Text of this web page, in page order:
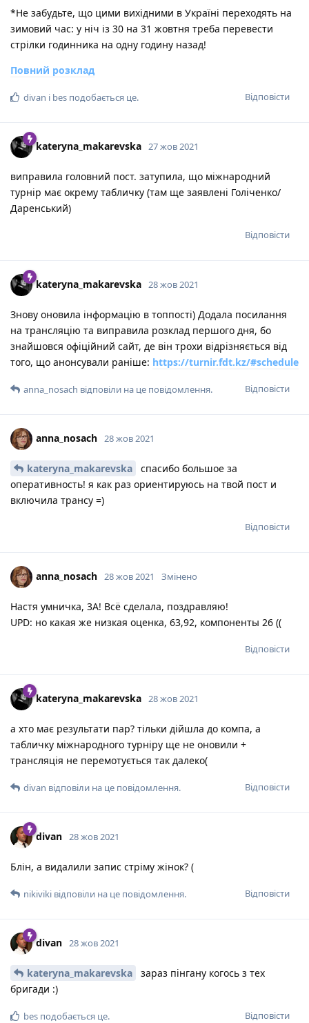
*Не забудьте, що цими вихідними в Україні переходять на
зимовий час: у ніч із 30 на 31 жовтня треба перевести
стрілки годинника на одну годину назад!
Повний розклад
Відповісти
divan і bes подобається це.
kateryna_makarevska 27 жов 2021
виправила головний пост. затупила, що міжнародний
турнір має окрему табличку (там ще заявлені Голіченко/
Даренський)
Відповісти
kateryna_makarevska 28 жов 2021
Знову оновила інформацію в топпості) Додала посилання
на трансляцію та виправила розклад першого дня, бо
знайшовся офіційний сайт, де він трохи відрізняється від
того, що анонсували раніше: https://turnir.fdt.kz/#schedule
Відповісти
anna_nosach відповіли на це повідомлення.
anna_nosach 28 жов 2021
kateryna_makarevska
спасибо большое за
оперативность! я как раз ориентируюсь на твой пост и
включила трансу =)
Відповісти
anna_nosach 28 жов 2021 Змінено
Настя умничка, 3А! Всё сделала, поздравляю!
UPD: но какая же низкая оценка, 63,92, компоненты 26 ((
Відповісти
kateryna_makarevska 28 жов 2021
а хто має результати пар? тільки дійшла до компа, а
табличку міжнародного турніру ще не оновили +
трансляція не перемотується так далеко(
Відповісти
divan відповіли на це повідомлення.
divan 28 жов 2021
Блін, а видалили запис стріму жінок? (
Відповісти
nikiviki відповіли на це повідомлення.
divan 28 жов 2021
kateryna_makarevska
зараз пінгану когось з тех
бригади :)
Відповісти
bes подобається це.